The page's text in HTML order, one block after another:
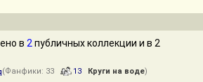
в 2 публичных коллекции и в 2
(Фанфики: 33 13 Круги на воде)